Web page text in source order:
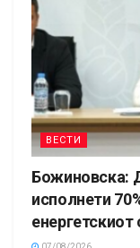
ВЕСТИ
Божиновска:
исполнети
енергетскиот